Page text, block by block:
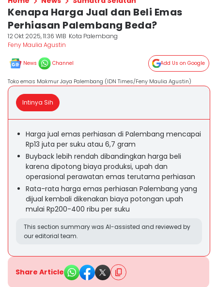
Kenapa Harga Jual dan Beli Emas
Perhiasan Palembang Beda?
12 Okt 2025, 11:36 WIB Kota Palembang
Feny Maulia Agustin
News Channel Add Us on Google
Toko emas Makmur Jaya Palembang (IDN Times/Feny Maulia Agustin)
Intinya Sih
Harga jual emas perhiasan di Palembang mencapai
Rp13 juta per suku atau 6,7 gram
Buyback lebih rendah dibandingkan harga beli
karena dipotong biaya produksi, upah dan
operasional perawatan emas terutama perhiasan
Rata-rata harga emas perhiasan Palembang yang
dijual kembali dikenakan biaya potongan upah
mulai Rp200-400 ribu per suku
This section summary was AI-assisted and reviewed by
our editorial team.
Share Article